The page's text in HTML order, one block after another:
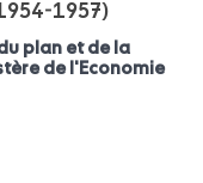
1957)
plan et de la
de l'Economie